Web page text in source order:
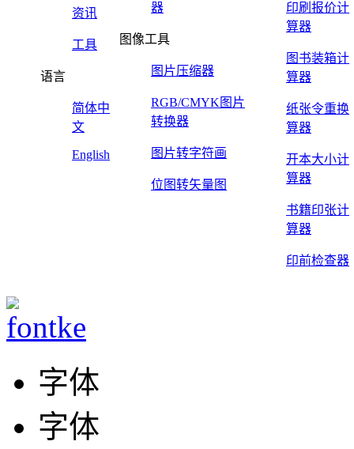
资讯
工具
语言
简体中
文
English
器
图像工具
图片压缩器
RGB/CMYK图片
转换器
图片转字符画
位图转矢量图
印刷报价计
算器
图书装箱计
算器
纸张令重换
算器
开本大小计
算器
书籍印张计
算器
印前检查器
字体
字体